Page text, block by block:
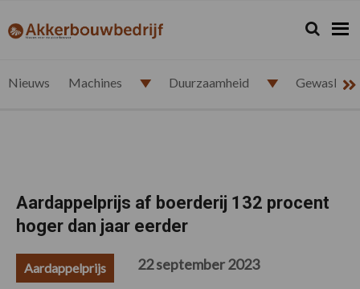
de
de
de
de
akkerbouwbedrijf.nl Zoeken...
Zoek
Nieuws Machines Duurzaamheid
Aardappelprijs af boerderij 132 procent
hoger dan jaar eerder
Aardappelprijs 22 september 2023